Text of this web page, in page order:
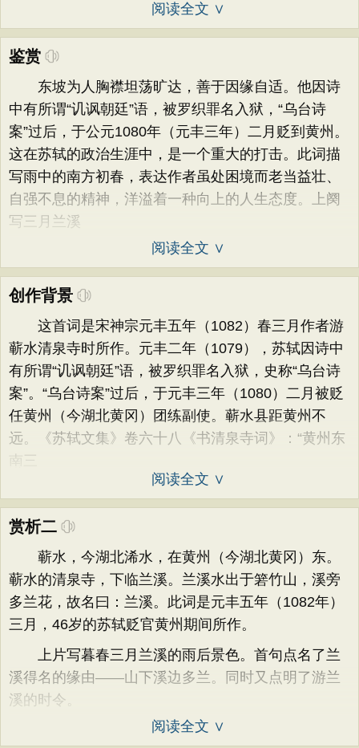
阅读全文 ∨
鉴赏
东坡为人胸襟坦荡旷达，善于因缘自适。他因诗
中有所谓“讥讽朝廷”语，被罗织罪名入狱，“乌台诗
案”过后，于公元1080年（元丰三年）二月贬到黄州。
这在苏轼的政治生涯中，是一个重大的打击。此词描
写雨中的南方初春，表达作者虽处困境而老当益壮、
自强不息的精神，洋溢着一种向上的人生态度。上阕
写三月兰溪
阅读全文 ∨
创作背景
这首词是宋神宗元丰五年（1082）春三月作者游
蕲水清泉寺时所作。元丰二年（1079），苏轼因诗中
有所谓“讥讽朝廷”语，被罗织罪名入狱，史称“乌台诗
案”。“乌台诗案”过后，于元丰三年（1080）二月被贬
任黄州（今湖北黄冈）团练副使。蕲水县距黄州不
远。《苏轼文集》卷六十八《书清泉寺词》：“黄州东
南三
阅读全文 ∨
赏析二
蕲水，今湖北浠水，在黄州（今湖北黄冈）东。
蕲水的清泉寺，下临兰溪。兰溪水出于箬竹山，溪旁
多兰花，故名曰：兰溪。此词是元丰五年（1082年）
三月，46岁的苏轼贬官黄州期间所作。
上片写暮春三月兰溪的雨后景色。首句点名了兰
溪得名的缘由——山下溪边多兰。同时又点明了游兰
溪的时令。
阅读全文 ∨